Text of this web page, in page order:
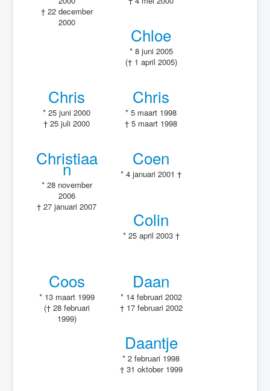
† 22 december
2000
Chloe
* 8 juni 2005
(† 1 april 2005)
Chris
* 25 juni 2000
† 25 juli 2000
Chris
* 5 maart 1998
† 5 maart 1998
Christiaa
n
* 28 november
2006
† 27 januari 2007
Coen
* 4 januari 2001 †
Colin
* 25 april 2003 †
Coos
* 13 maart 1999
(† 28 februari
1999)
Daan
* 14 februari 2002
† 17 februari 2002
Daantje
* 2 februari 1998
† 31 oktober 1999